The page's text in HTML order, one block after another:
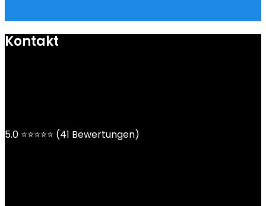
Kontakt
5.0 ⭐⭐⭐⭐⭐ (41 Bewertungen)